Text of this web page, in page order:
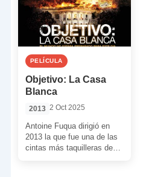
PELÍCULA
Objetivo: La Casa
Blanca
2013 2 Oct 2025
Antoine Fuqua dirigió en
2013 la que fue una de las
cintas más taquilleras de